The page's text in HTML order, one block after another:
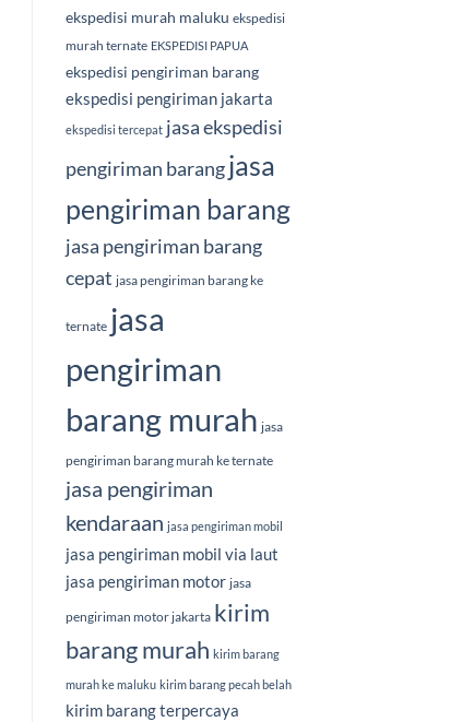
ekspedisi murah maluku ekspedisi
murah ternate EKSPEDISI PAPUA
ekspedisi pengiriman barang
ekspedisi pengiriman jakarta
ekspedisi tercepat jasa ekspedisi
pengiriman barang jasa
pengiriman barang
jasa pengiriman barang
cepat jasa pengiriman barang ke
ternate jasa
pengiriman
barang murah jasa
pengiriman barang murah ke ternate
jasa pengiriman
kendaraan jasa pengiriman mobil
jasa pengiriman mobil via laut
jasa pengiriman motor jasa
pengiriman motor jakarta kirim
barang murah kirim barang
murah ke maluku kirim barang pecah belah
kirim barang terpercaya